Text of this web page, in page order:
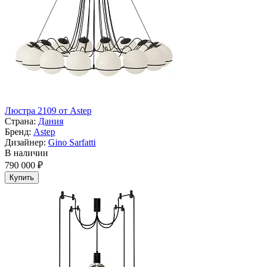
Люстра 2109 от Astep
Страна: Дания
Бренд: Astep
Дизайнер: Gino Sarfatti
В наличии
790 000 ₽
Купить